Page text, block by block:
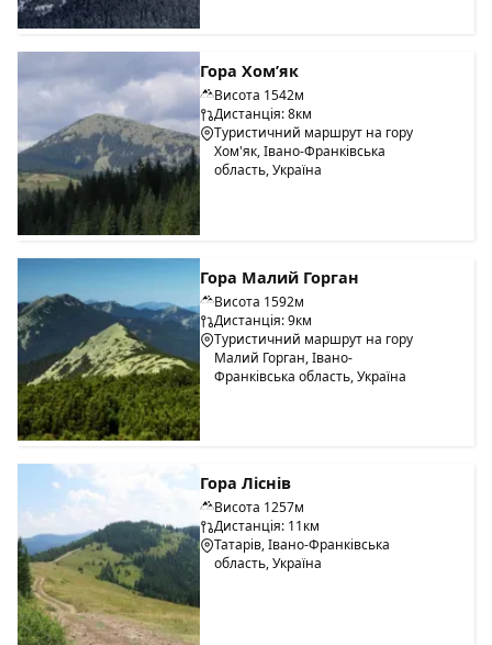
Гора Хом’як
Висота 1542м
Дистанція: 8км
Туристичний маршрут на гору
Хом'як, Івано-Франківська
область, Україна
Гора Малий Горган
Висота 1592м
Дистанція: 9км
Туристичний маршрут на гору
Малий Горган, Івано-
Франківська область, Україна
Гора Ліснів
Висота 1257м
Дистанція: 11км
Татарів, Івано-Франківська
область, Україна